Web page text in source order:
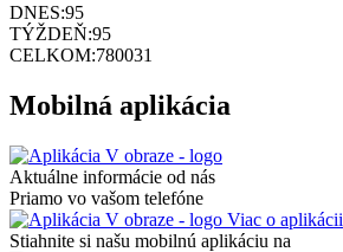
DNES:95
TÝŽDEŇ:95
CELKOM:780031
Mobilná aplikácia
Aktuálne informácie od nás
Priamo vo vašom telefóne
Viac o aplikácii
Stiahnite si našu mobilnú aplikáciu na